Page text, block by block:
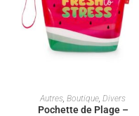
AJOUTER AU PANIER
Autres,Boutique,Divers
Pochette de Plage –